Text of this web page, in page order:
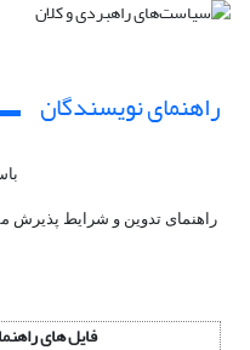
راهنمای نویسندگان
راهنمای تدوین و شرایط پذیرش
فایل های